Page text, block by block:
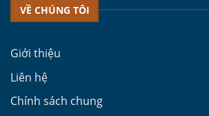
VỀ CHÚNG TÔI
Giới thiệu
Liên hệ
Chính sách chung